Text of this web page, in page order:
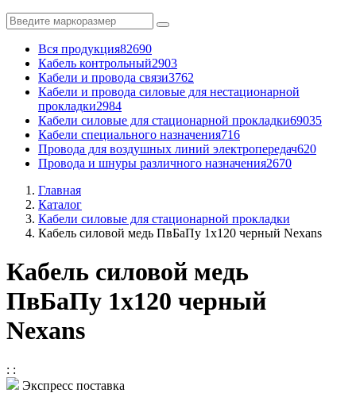
Вся продукция82690
Кабель контрольный2903
Кабели и провода связи3762
Кабели и провода силовые для нестационарной
прокладки2984
Кабели силовые для стационарной прокладки69035
Кабели специального назначения716
Провода для воздушных линий электропередач620
Провода и шнуры различного назначения2670
Главная
Каталог
Кабели силовые для стационарной прокладки
Кабель силовой медь ПвБаПу 1x120 черный Nexans
Кабель силовой медь
ПвБаПу 1x120 черный
Nexans
: :
Экспресс поставка